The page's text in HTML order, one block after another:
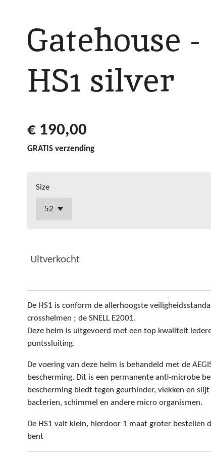
Gatehouse -
HS1 silver
€ 190,00
GRATIS verzending
Size
Uitverkocht
De HS1 is conform de allerhoogste
crosshelmen ; de SNELL E2001.
Deze helm is uitgevoerd met een top kwaliteit
puntssluiting.
De voering van deze helm is behandeld met de
bescherming. Dit is een permanente anti-microbe
bescherming biedt tegen geurhinder, vlekken en
bacterien, schimmel en andere micro organismen.
De HS1 valt klein, hierdoor 1 maat groter bestellen
bent